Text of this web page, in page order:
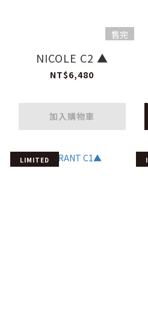
售完
NICOLE C2 ▲
NT$6,480
加入購物車
LIMITED